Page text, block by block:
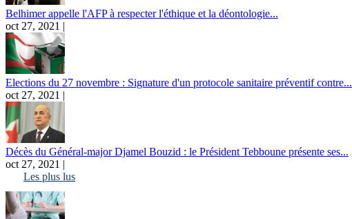
Belhimer appelle l'AFP à respecter l'éthique et la déontologie...
oct 27, 2021 |
Elections du 27 novembre : Signature d'un protocole sanitaire préventif contre...
oct 27, 2021 |
Décès du Général-major Djamel Bouzid : le Président Tebboune présente ses...
oct 27, 2021 |
Les plus lus